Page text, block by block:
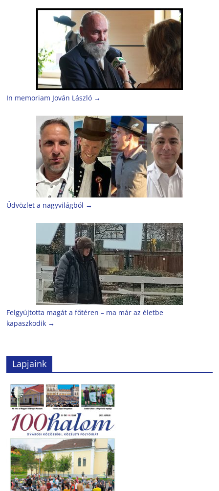
In memoriam Jován László →
Üdvözlet a nagyvilágból →
Felgyújtotta magát a főtéren – ma már az életbe
kapaszkodik →
Lapjaink